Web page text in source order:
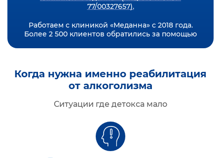
77/00327657).
Работаем с клиникой «Меданна» с 2018 года.
Более 2 500 клиентов обратились за помощью
Когда нужна именно реабилитация
от алкоголизма
Ситуации где детокса мало